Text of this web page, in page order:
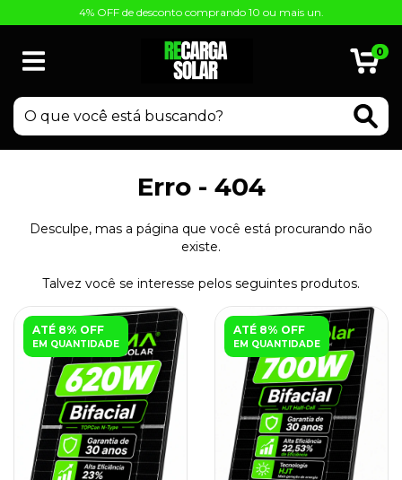
4% OFF de desconto comprando 10 ou mais un.
0
Erro - 404
Desculpe, mas a página que você está procurando não
existe.
Talvez você se interesse pelos seguintes produtos.
ATÉ 8% OFF
EM QUANTIDADE
ATÉ 8% OFF
EM QUANTIDADE